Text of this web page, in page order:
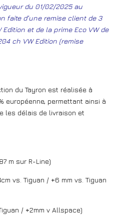
du 01/02/2025 au
faite d’une remise client de 3
Edition et de la prime Eco VW de
ch VW Edition (remise
du Tayron est réalisée à
européenne, permettant ainsi à
les délais de livraison et
m sur R-Line)
vs. Tiguan / +6 mm vs. Tiguan
/ +2mm v Allspace)